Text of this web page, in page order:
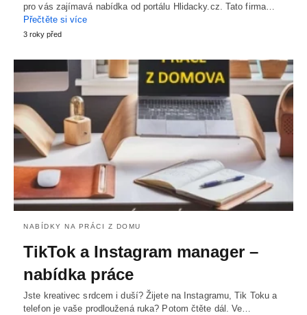
pro vás zajímavá nabídka od portálu Hlidacky.cz. Tato firma…
Přečtěte si více
3 roky před
NABÍDKY NA PRÁCI Z DOMU
TikTok a Instagram manager –
nabídka práce
Jste kreativec srdcem i duší? Žijete na Instagramu, Tik Toku a
telefon je vaše prodloužená ruka? Potom čtěte dál. Ve…